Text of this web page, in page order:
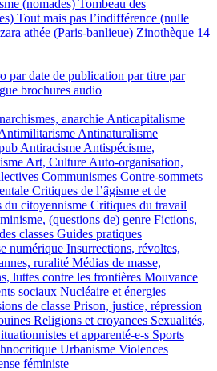
(nomades) Tombeau des
Tout mais pas l’indifférence (nulle
athée (Paris-banlieue) Zinothèque 14
par date de publication par titre par
brochures audio
anarchie Anticapitalisme
Antinaturalisme
Antiracisme Antispécisme,
Art, Culture Auto-organisation,
Communismes Contre-sommets
Critiques de l’âgisme et de
du citoyennisme Critiques du travail
(questions de) genre Fictions,
classes Guides pratiques
numérique Insurrections, révoltes,
ruralité Médias de masse,
luttes contre les frontières Mouvance
sociaux Nucléaire et énergies
de classe Prison, justice, répression
Religions et croyances Sexualités,
et apparenté-e-s Sports
Urbanisme Violences
féministe